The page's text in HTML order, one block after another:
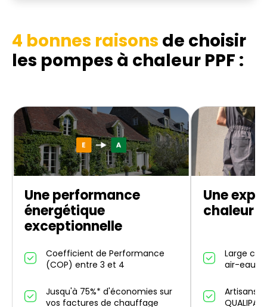
4 bonnes raisons de choisir
les pompes à chaleur PPF :
Une performance
énergétique
exceptionnelle
Coefficient de Performance
(COP) entre 3 et 4
Jusqu'à 75%* d'économies sur
vos factures de chauffage
Une
chaleur
Large
air-eau
Artisans
QUALIPAC